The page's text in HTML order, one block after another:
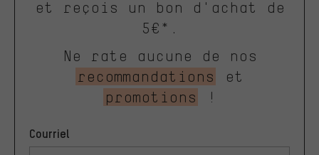
et reçois un bon d'achat de
5€*.
Ne rate aucune de nos
recommandations
et
promotions
!
Courriel